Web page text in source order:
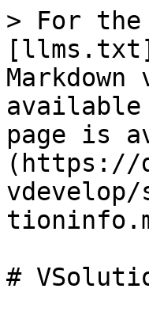
> For the
available
page is
(https://
#